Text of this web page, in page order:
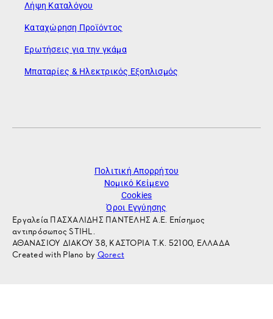
Λήψη Καταλόγου
Καταχώρηση Προϊόντος
Ερωτήσεις για την γκάμα
Μπαταρίες & Ηλεκτρικός Εξοπλισμός
Πολιτική Απορρήτου
Νομικό Κείμενο
Cookies
Όροι Εγγύησης
Εργαλεία ΠΑΣΧΑΛΙΔΗΣ ΠΑΝΤΕΛΗΣ Α.Ε. Επίσημος
αντιπρόσωπος STIHL.
ΑΘΑΝΑΣΙΟΥ ΔΙΑΚΟΥ 38, ΚΑΣΤΟΡΙΑ Τ.Κ. 52100, ΕΛΛΑΔΑ
Created with Plano by Qorect